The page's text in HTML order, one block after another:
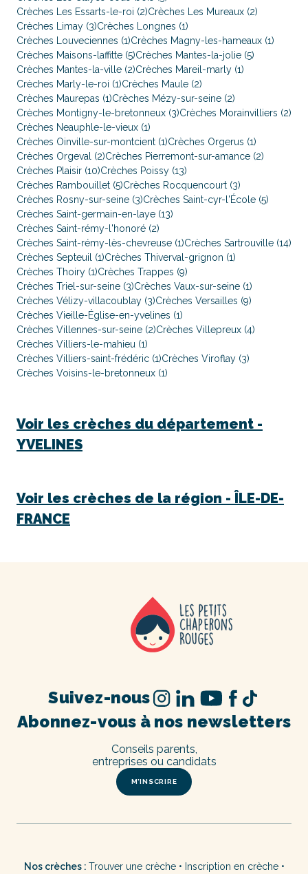
Crèches Les Essarts-le-roi (2)Crèches Les Mureaux (2)
Crèches Limay (3)Crèches Longnes (1)
Crèches Louveciennes (1)Crèches Magny-les-hameaux (1)
Crèches Maisons-laffitte (5)Crèches Mantes-la-jolie (5)
Crèches Mantes-la-ville (2)Crèches Mareil-marly (1)
Crèches Marly-le-roi (1)Crèches Maule (2)
Crèches Maurepas (1)Crèches Mézy-sur-seine (2)
Crèches Montigny-le-bretonneux (3)Crèches Morainvilliers (2)
Crèches Neauphle-le-vieux (1)
Crèches Oinville-sur-montcient (1)Crèches Orgerus (1)
Crèches Orgeval (2)Crèches Pierremont-sur-amance (2)
Crèches Plaisir (10)Crèches Poissy (13)
Crèches Rambouillet (5)Crèches Rocquencourt (3)
Crèches Rosny-sur-seine (3)Crèches Saint-cyr-l'École (5)
Crèches Saint-germain-en-laye (13)
Crèches Saint-rémy-l'honoré (2)
Crèches Saint-rémy-lès-chevreuse (1)Crèches Sartrouville (14)
Crèches Septeuil (1)Crèches Thiverval-grignon (1)
Crèches Thoiry (1)Crèches Trappes (9)
Crèches Triel-sur-seine (3)Crèches Vaux-sur-seine (1)
Crèches Vélizy-villacoublay (3)Crèches Versailles (9)
Crèches Vieille-Église-en-yvelines (1)
Crèches Villennes-sur-seine (2)Crèches Villepreux (4)
Crèches Villiers-le-mahieu (1)
Crèches Villiers-saint-frédéric (1)Crèches Viroflay (3)
Crèches Voisins-le-bretonneux (1)
Voir les crèches du département -
YVELINES
Voir les crèches de la région - ÎLE-DE-
FRANCE
Abonnez-vous à nos newsletters
M’INSCRIRE
Conseils parents,
entreprises ou candidats
Suivez-nous
Nos crèches : Trouver une crèche• Inscription en crèche•